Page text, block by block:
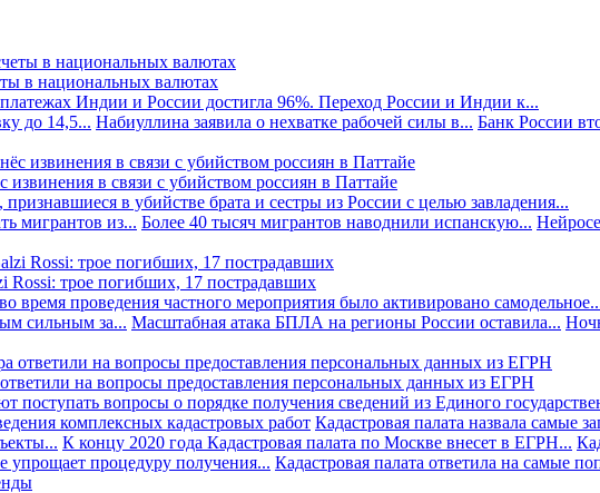
в национальных валютах
Индии и России достигла 96%. Переход России и Индии к...
до 14,5... Набиуллина заявила о нехватке рабочей силы в... Банк России
в связи с убийством россиян в Паттайе
в убийстве брата и сестры из России с целью завладения...
мигрантов из... Более 40 тысяч мигрантов наводнили испанскую...
Rossi: трое погибших, 17 пострадавших
время проведения частного мероприятия было активировано
сильным за... Масштабная атака БПЛА на регионы России оставила...
на вопросы предоставления персональных данных из ЕГРН
поступать вопросы о порядке получения сведений из Единого
комплексных кадастровых работ Кадастровая палата назвала самые
К концу 2020 года Кадастровая палата по Москве внесет в ЕГРН...
упрощает процедуру получения... Кадастровая палата ответила на самые